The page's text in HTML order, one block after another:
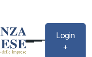
Login
+